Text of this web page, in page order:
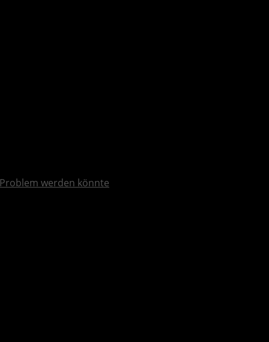
werden könnte